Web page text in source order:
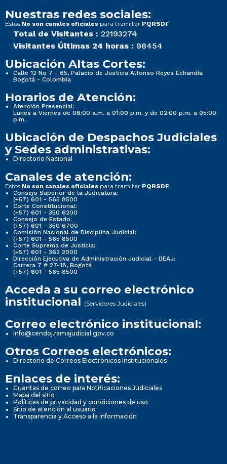
Nuestras redes sociales:
Estos No son canales oficiales para tramitar PQRSDF
Total de Visitantes : 22193274
Visitantes Últimas 24 horas : 98454
Ubicación Altas Cortes:
Calle 12 No 7 - 65, Palacio de Justicia Alfonso Reyes Echandía
Bogotá - Colombia
Horarios de Atención:
Atención Presencial:
Lunes a Viernes de 08:00 a.m. a 01:00 p.m. y de 02:00 p.m. a 05:00
p.m.
Ubicación de Despachos Judiciales
y Sedes administrativas:
Directorio Nacional
Canales de atención:
Estos No son canales oficiales para tramitar PQRSDF
Consejo Superior de la Judicatura:
(+57) 601 - 565 8500
Corte Constitucional:
(+57) 601 - 350 6200
Consejo de Estado:
(+57) 601 - 350 6700
Comisión Nacional de Disciplina Judicial:
(+57) 601 - 565 8500
Corte Suprema de Justicia:
(+57) 601 - 362 2000
Dirección Ejecutiva de Administración Judicial - DEAJ:
Carrera 7 # 27-18, Bogotá
(+57) 601 - 565 8500
Acceda a su correo electrónico
institucional (Servidores Judiciales)
Correo electrónico institucional:
info@cendoj.ramajudicial.gov.co
Otros Correos electrónicos:
Directorio de Correos Electrónicos Institucionales
Enlaces de interés:
Cuentas de correo para Notificaciones Judiciales
Mapa del sitio
Políticas de privacidad y condiciones de uso
Sitio de atención al usuario
Transparencia y Acceso a la información